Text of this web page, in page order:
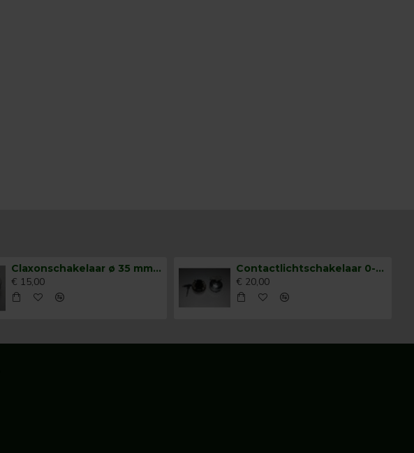
Claxonschakelaar ø 35 mm opbouw drukschakelaar
€ 15,00
Contactlichtschakelaar 0-1-2-3
€ 20,00